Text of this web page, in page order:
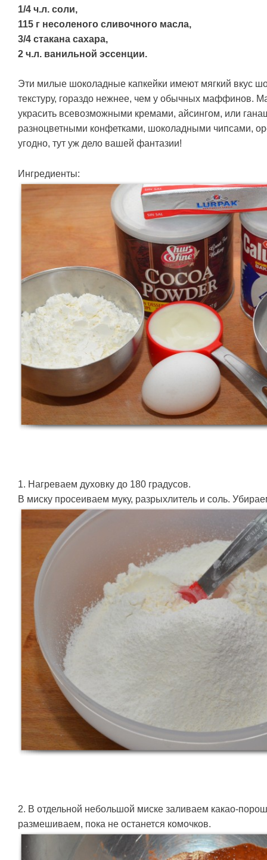
1/4 ч.л. соли,
115 г несоленого сливочного масла,
3/4 стакана сахара,
2 ч.л. ванильной эссенции.
Эти милые шоколадные капкейки имеют мягкий вкус
текстуру, гораздо нежнее, чем у обычных маффинов.
украсить всевозможными кремами, айсингом, или
разноцветными конфетками, шоколадными чипсами,
угодно, тут уж дело вашей фантазии!
Ингредиенты:
1. Нагреваем духовку до 180 градусов.
В миску просеиваем муку, разрыхлитель и соль.
2. В отдельной небольшой миске заливаем какао-
размешиваем, пока не останется комочков.